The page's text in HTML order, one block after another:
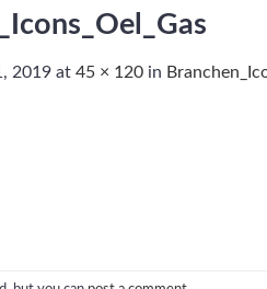
2019 at 45 × 120 in